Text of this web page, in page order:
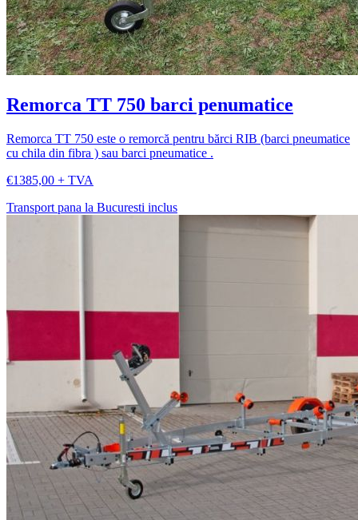
Remorca TT 750 barci penumatice
Remorca TT 750 este o remorcă pentru bărci RIB (barci pneumatice
cu chila din fibra ) sau barci pneumatice .
€1385,00 + TVA
Transport pana la Bucuresti inclus